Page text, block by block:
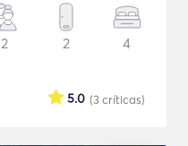
2 2 4
(3críticas)
5.0